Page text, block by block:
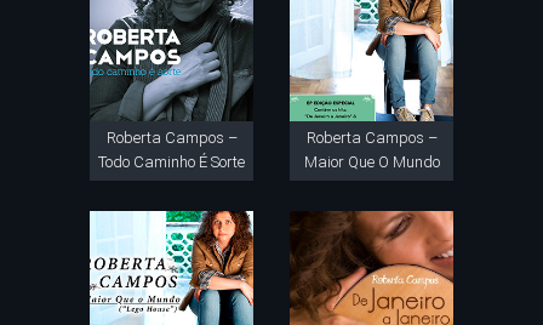
Roberta Campos –
Todo Caminho É Sorte
Roberta Campos –
Maior Que O Mundo